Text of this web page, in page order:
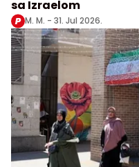
sa Izraelom
M. M. - 31. Jul 2026.